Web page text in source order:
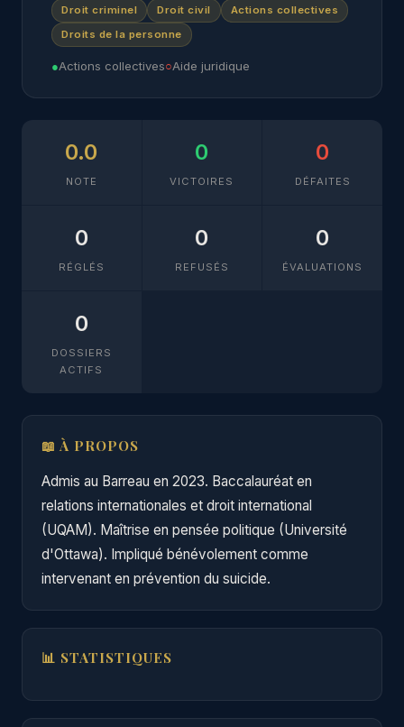
Droit criminel Droit civil
Actions collectives
Droits de la personne
●Actions collectives○Aide juridique
0.0
NOTE
0
VICTOIRES
0
DÉFAITES
0
RÉGLÉS
0
REFUSÉS
0
ÉVALUATIONS
0
DOSSIERS
ACTIFS
📖 À PROPOS
Admis au Barreau en 2023. Baccalauréat en
relations internationales et droit international
(UQAM). Maîtrise en pensée politique (Université
d'Ottawa). Impliqué bénévolement comme
intervenant en prévention du suicide.
📊 STATISTIQUES